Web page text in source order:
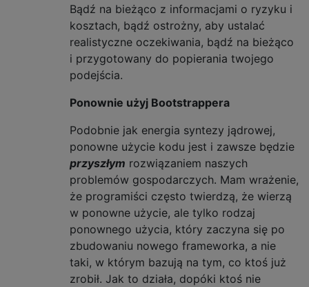
Bądź na bieżąco z informacjami o ryzyku i
kosztach, bądź ostrożny, aby ustalać
realistyczne oczekiwania, bądź na bieżąco
i przygotowany do popierania twojego
podejścia.
Ponownie użyj Bootstrappera
Podobnie jak energia syntezy jądrowej,
ponowne użycie kodu jest i zawsze będzie
przyszłym rozwiązaniem naszych
problemów gospodarczych. Mam wrażenie,
że programiści często twierdzą, że wierzą
w ponowne użycie, ale tylko rodzaj
ponownego użycia, który zaczyna się po
zbudowaniu nowego frameworka, a nie
taki, w którym bazują na tym, co ktoś już
zrobił. Jak to działa, dopóki ktoś nie